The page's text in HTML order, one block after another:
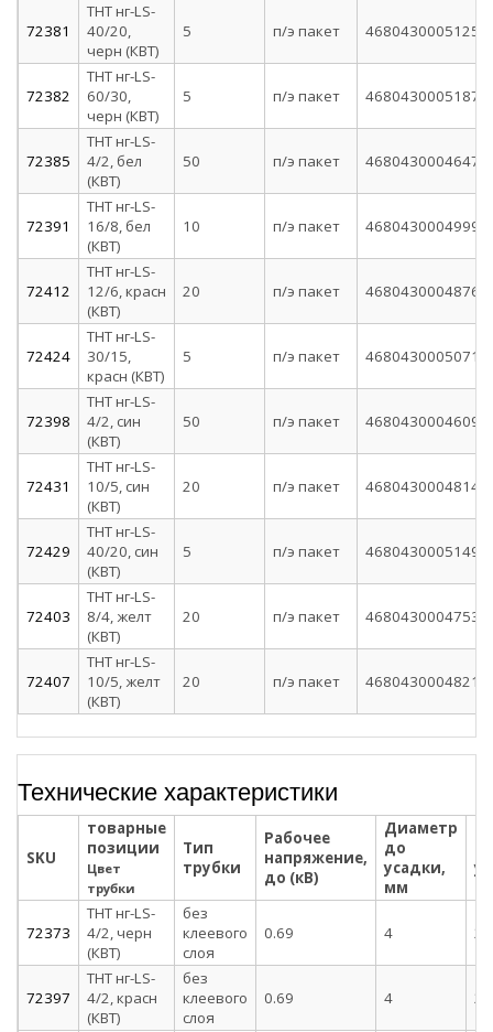
72381
ТНТ нг-LS-
40/20,
черн (КВТ)
5 п/э пакет 4680430005125
72382
ТНТ нг-LS-
60/30,
черн (КВТ)
5 п/э пакет 4680430005187
72385
ТНТ нг-LS-
4/2, бел
(КВТ)
50 п/э пакет 4680430004647
72391
ТНТ нг-LS-
16/8, бел
(КВТ)
10 п/э пакет 4680430004999
72412
ТНТ нг-LS-
12/6, красн
(КВТ)
20 п/э пакет 4680430004876
72424
ТНТ нг-LS-
30/15,
красн (КВТ)
5 п/э пакет 4680430005071
72398
ТНТ нг-LS-
4/2, син
(КВТ)
50 п/э пакет 4680430004609
72431
ТНТ нг-LS-
10/5, син
(КВТ)
20 п/э пакет 4680430004814
72429
ТНТ нг-LS-
40/20, син
(КВТ)
5 п/э пакет 4680430005149
72403
ТНТ нг-LS-
8/4, желт
(КВТ)
20 п/э пакет 4680430004753
72407
ТНТ нг-LS-
10/5, желт
(КВТ)
20 п/э пакет 4680430004821
Технические характеристики
SKU
товарные
позиции
Цвет
трубки
Тип
трубки
Рабочее
напряжение,
до (кВ)
Диаметр
до
усадки,
мм
72373
ТНТ нг-LS-
4/2, черн
(КВТ)
без
клеевого
слоя
0.69 4 2
72397
ТНТ нг-LS-
4/2, красн
(КВТ)
без
клеевого
слоя
0.69 4 2